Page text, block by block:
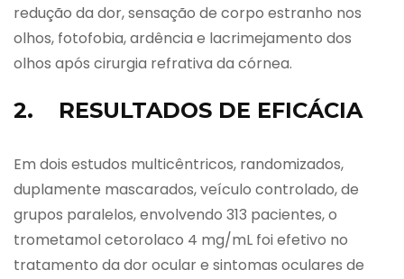
redução da dor, sensação de corpo estranho nos
olhos, fotofobia, ardência e lacrimejamento dos
olhos após cirurgia refrativa da córnea.
2. RESULTADOS DE EFICÁCIA
Em dois estudos multicêntricos, randomizados,
duplamente mascarados, veículo controlado, de
grupos paralelos, envolvendo 313 pacientes, o
trometamol cetorolaco 4 mg/mL foi efetivo no
tratamento da dor ocular e sintomas oculares de